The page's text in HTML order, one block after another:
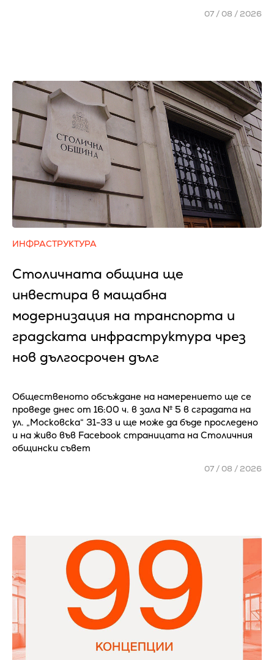
07 / 08 / 2026
ИНФРАСТРУКТУРА
Столичната община ще
инвестира в мащабна
модернизация на транспорта и
градската инфраструктура чрез
нов дългосрочен дълг
Общественото обсъждане на намерението ще се
проведе днес от 16:00 ч. в зала № 5 в сградата на
ул. „Московска“ 31-33 и ще може да бъде проследено
и на живо във Facebook страницата на Столичния
общински съвет
07 / 08 / 2026